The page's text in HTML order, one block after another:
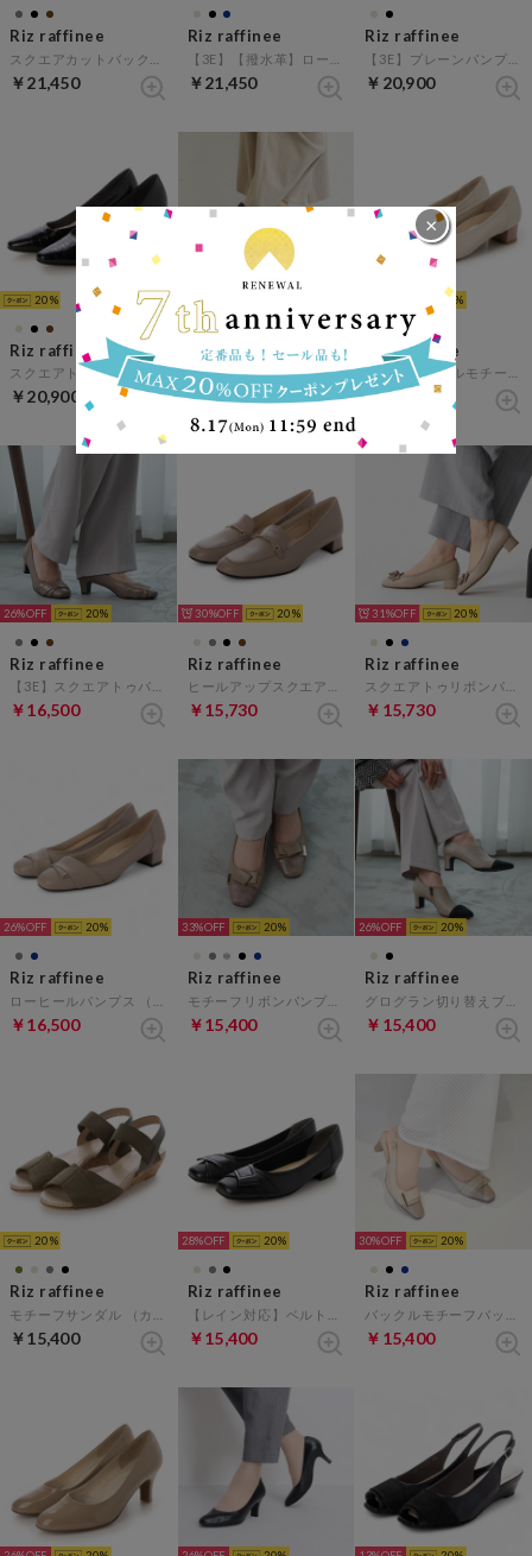
Riz raffinee
￥21,450
Riz raffinee
￥21,450
Riz raffinee
￥20,900
20
Riz raffinee
スクエアトゥパンプス （ブラックカタオシ）
￥20,900
28%
Riz raffinee
【2WAY】ベルト付ショートブーツ （ダークブラウン）
￥19,800
20
Riz raffinee
￥16,500
26% 20
Riz raffinee
￥16,500
30% 20
Riz raffinee
￥15,730
31% 20
Riz raffinee
￥15,730
26% 20
Riz raffinee
￥16,500
33% 20
Riz raffinee
￥15,400
26% 20
Riz raffinee
￥15,400
20
Riz raffinee
￥15,400
28% 20
Riz raffinee
￥15,400
30% 20
Riz raffinee
￥15,400
×